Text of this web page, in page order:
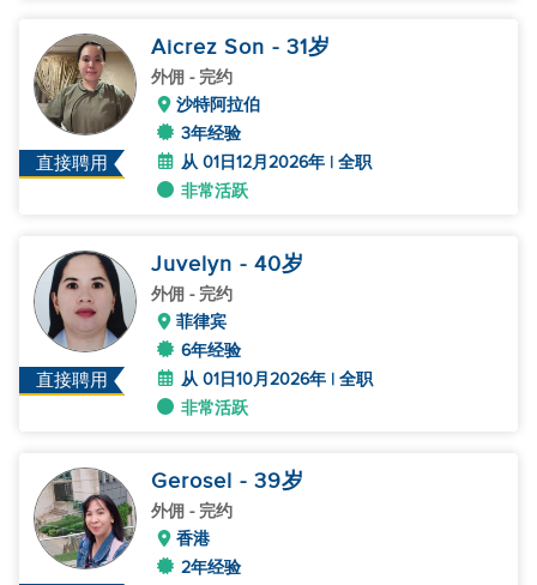
直接聘用
Aicrez Son - 31岁
外佣 - 完约
沙特阿拉伯
3年经验
从 01日12月2026年 | 全职
非常活跃
直接聘用
Juvelyn - 40岁
外佣 - 完约
菲律宾
6年经验
从 01日10月2026年 | 全职
非常活跃
Gerosel - 39岁
外佣 - 完约
香港
2年经验